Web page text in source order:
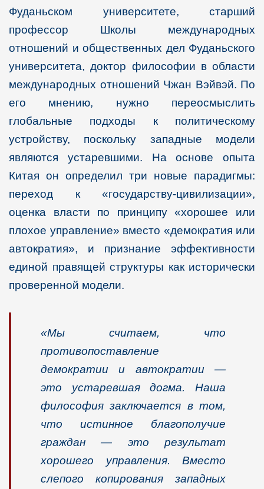
Фуданьском университете, старший
профессор Школы международных
отношений и общественных дел Фуданьского
университета, доктор философии в области
международных отношений Чжан Вэйвэй. По
его мнению, нужно переосмыслить
глобальные подходы к политическому
устройству, поскольку западные модели
являются устаревшими. На основе опыта
Китая он определил три новые парадигмы:
переход к «государству-цивилизации»,
оценка власти по принципу «хорошее или
плохое управление» вместо «демократия или
автократия», и признание эффективности
единой правящей структуры как исторически
проверенной модели.
«Мы считаем, что
противопоставление
демократии и автократии —
это устаревшая догма. Наша
философия заключается в том,
что истинное благополучие
граждан — это результат
хорошего управления. Вместо
слепого копирования западных